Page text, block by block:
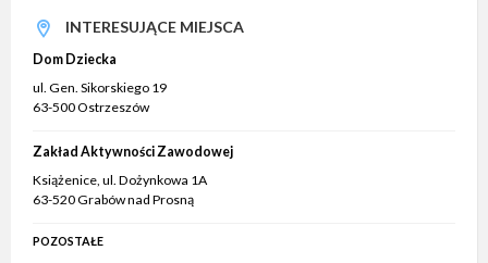
INTERESUJĄCE MIEJSCA
Dom Dziecka
ul. Gen. Sikorskiego 19
63-500 Ostrzeszów
Zakład Aktywności Zawodowej
Książenice, ul. Dożynkowa 1A
63-520 Grabów nad Prosną
POZOSTAŁE